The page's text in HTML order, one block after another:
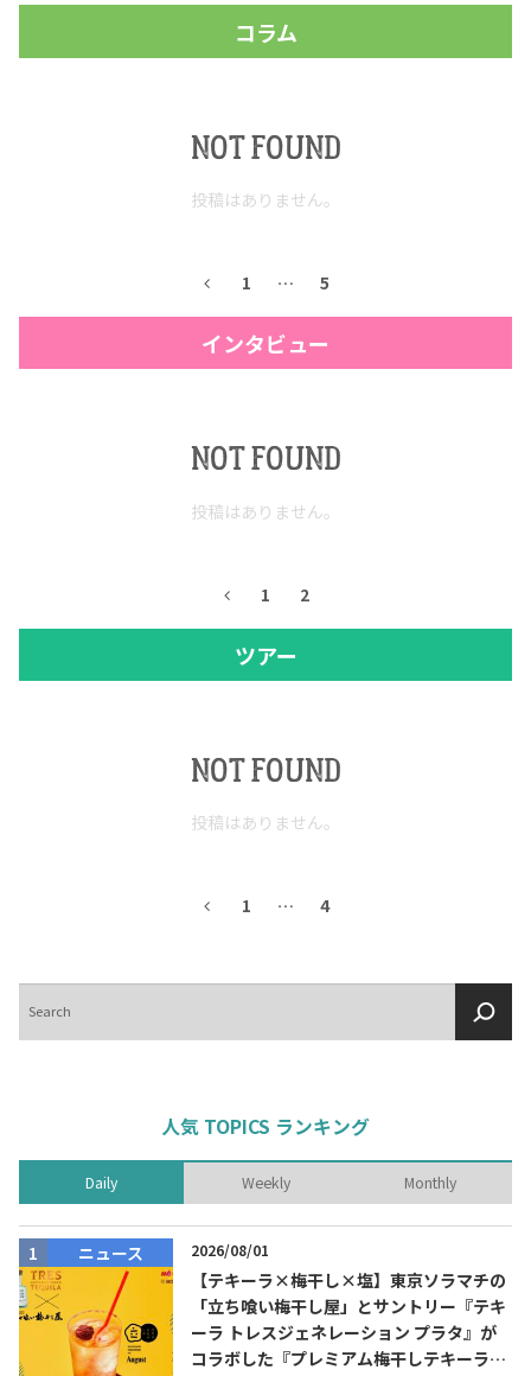
コラム
NOT FOUND
投稿はありません。
1 … 5
インタビュー
NOT FOUND
投稿はありません。
1 2
ツアー
NOT FOUND
投稿はありません。
1 … 4
索
人気 TOPICS ランキング
Daily Weekly Monthly
ニュース 2026/08/01
【テキーラ×梅干し×塩】東京ソラマチの
「立ち喰い梅干し屋」とサントリー『テキ
ーラ トレスジェネレーション プラタ』が
コラボした『プレミアム梅干しテキーラソ